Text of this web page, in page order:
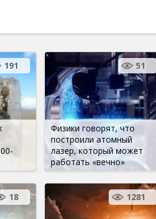
191
Физики говорят, что
построили атомный
лазер, который может
работать «вечно»
51
18 1281